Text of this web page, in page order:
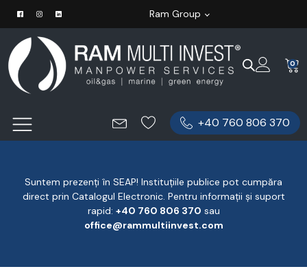
Ram Group
0
+40 760 806 370
Suntem prezenți în SEAP! Instituțiile publice pot cumpăra
direct prin Catalogul Electronic. Pentru informații și suport
rapid: ‪+40 760 806 370 ‬ sau
office@rammultiinvest.com